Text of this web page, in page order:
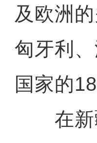
及欧洲
匈牙利
国家的
在新疆